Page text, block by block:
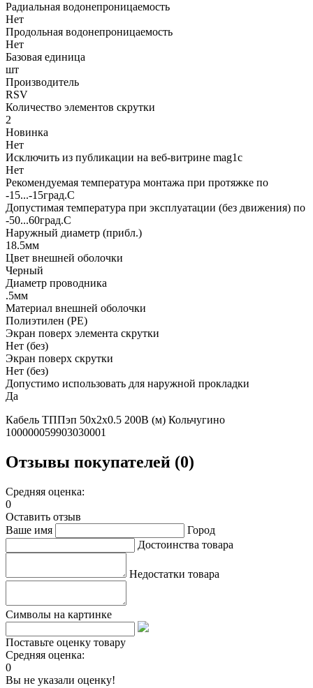
Радиальная водонепроницаемость
Нет
Продольная водонепроницаемость
Нет
Базовая единица
шт
Производитель
RSV
Количество элементов скрутки
2
Новинка
Нет
Исключить из публикации на веб-витрине mag1c
Нет
Рекомендуемая температура монтажа при протяжке по
-15...-15град.C
Допустимая температура при эксплуатации (без движения) по
-50...60град.C
Наружный диаметр (прибл.)
18.5мм
Цвет внешней оболочки
Черный
Диаметр проводника
.5мм
Материал внешней оболочки
Полиэтилен (PE)
Экран поверх элемента скрутки
Нет (без)
Экран поверх скрутки
Нет (без)
Допустимо использовать для наружной прокладки
Да
Кабель ТППэп 50х2х0.5 200В (м) Кольчугино
100000059903030001
Отзывы покупателей (0)
Средняя оценка:
0
Оставить отзыв
Ваше имя
Город
Достоинства товара
Недостатки товара
Символы на картинке
Поставьте оценку товару
Средняя оценка:
0
Вы не указали оценку!